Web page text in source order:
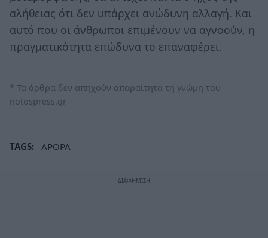
αλήθειας ότι δεν υπάρχει ανώδυνη αλλαγή. Και
αυτό που οι άνθρωποι επιμένουν να αγνοούν, η
πραγματικότητα επώδυνα το επαναφέρει.
* Τα άρθρα δεν απηχούν απαραίτητα τη γνώμη του
notospress.gr
TAGS: ΑΡΘΡΑ